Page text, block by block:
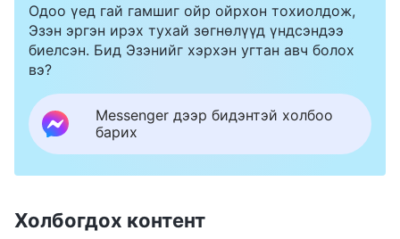
Одоо үед гай гамшиг ойр ойрхон тохиолдож,
Эзэн эргэн ирэх тухай зөгнөлүүд үндсэндээ
биелсэн. Бид Эзэнийг хэрхэн угтан авч болох
вэ?
Messenger дээр бидэнтэй холбоо
барих
Холбогдох контент